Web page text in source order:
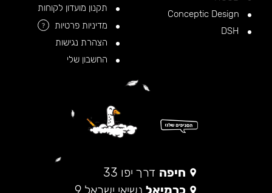
תקנון מועדון לקוחות
מדיניות פרטיות
?
הצהרת נגישות
החשבון שלי
חיפה דרך יפו 33
כרמיאל נשיאי ישראל 9